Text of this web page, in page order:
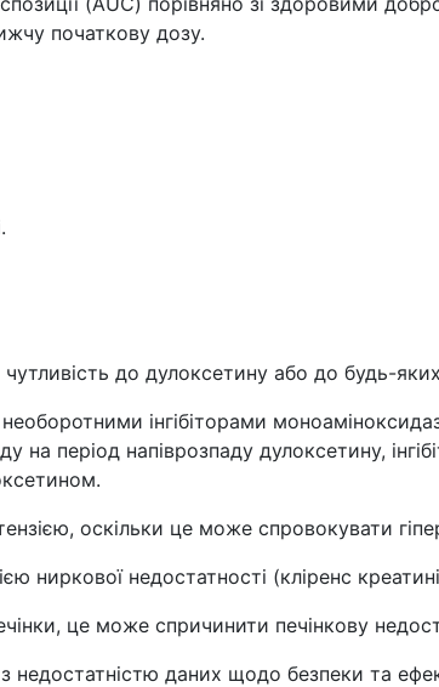
початкову дозу.
до дулоксетину або до будь-
інгібіторами
на період напіврозпаду дулоксетину,
оскільки це може спровокувати
недостатності (кліренс
це може спричинити печінкову
даних щодо безпеки та